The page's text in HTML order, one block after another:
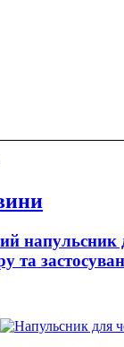
напульсник
та